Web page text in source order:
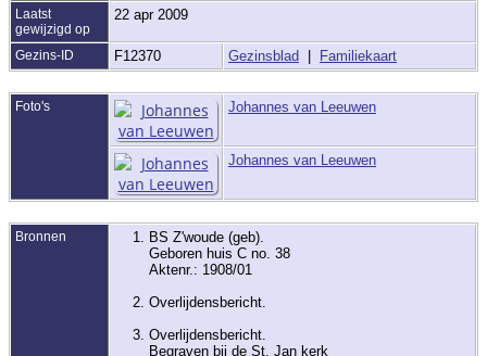
Laatst
gewijzigd op
22 apr 2009
Gezins-ID F12370 Gezinsblad Familiekaart
Foto's Johannes van Leeuwen
Johannes van Leeuwen
Bronnen
BS Z'woude (geb).
Geboren huis C no. 38
Aktenr.: 1908/01
Overlijdensbericht.
Overlijdensbericht.
Begraven bij de St. Jan kerk